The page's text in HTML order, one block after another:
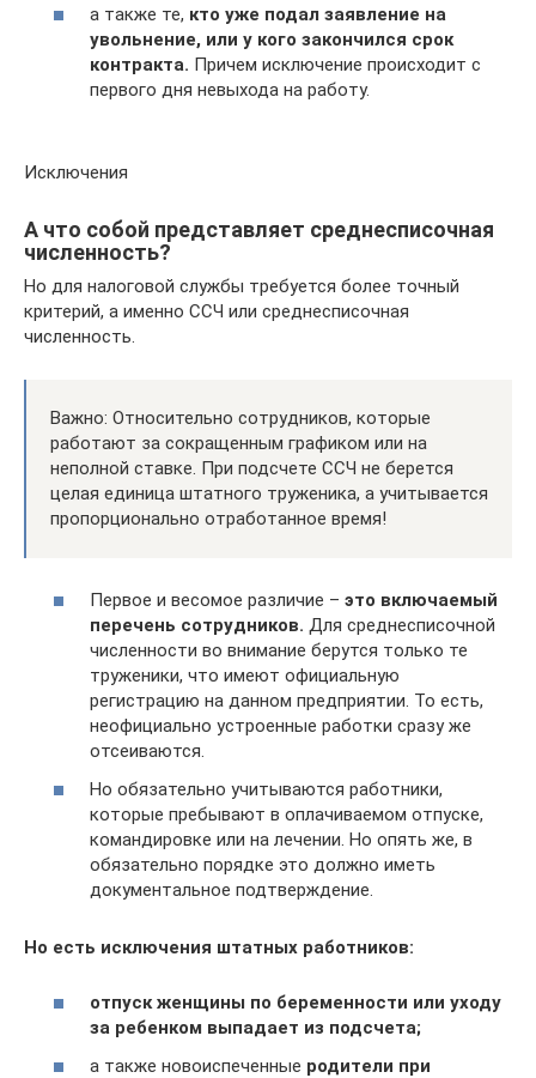
а также те, кто уже подал заявление на
увольнение, или у кого закончился срок
контракта. Причем исключение происходит с
первого дня невыхода на работу.
Исключения
А что собой представляет среднесписочная
численность?
Но для налоговой службы требуется более точный
критерий, а именно ССЧ или среднесписочная
численность.
Важно: Относительно сотрудников, которые
работают за сокращенным графиком или на
неполной ставке. При подсчете ССЧ не берется
целая единица штатного труженика, а учитывается
пропорционально отработанное время!
Первое и весомое различие – это включаемый
перечень сотрудников. Для среднесписочной
численности во внимание берутся только те
труженики, что имеют официальную
регистрацию на данном предприятии. То есть,
неофициально устроенные работки сразу же
отсеиваются.
Но обязательно учитываются работники,
которые пребывают в оплачиваемом отпуске,
командировке или на лечении. Но опять же, в
обязательно порядке это должно иметь
документальное подтверждение.
Но есть исключения штатных работников:
отпуск женщины по беременности или уходу
за ребенком выпадает из подсчета;
а также новоиспеченные родители при